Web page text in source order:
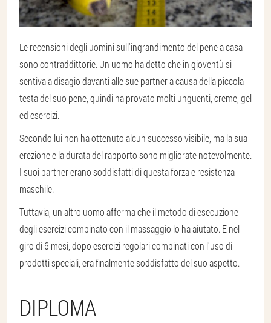
Le recensioni degli uomini sull'ingrandimento del pene a casa
sono contraddittorie. Un uomo ha detto che in gioventù si
sentiva a disagio davanti alle sue partner a causa della piccola
testa del suo pene, quindi ha provato molti unguenti, creme, gel
ed esercizi.
Secondo lui non ha ottenuto alcun successo visibile, ma la sua
erezione e la durata del rapporto sono migliorate notevolmente.
I suoi partner erano soddisfatti di questa forza e resistenza
maschile.
Tuttavia, un altro uomo afferma che il metodo di esecuzione
degli esercizi combinato con il massaggio lo ha aiutato. E nel
giro di 6 mesi, dopo esercizi regolari combinati con l'uso di
prodotti speciali, era finalmente soddisfatto del suo aspetto.
DIPLOMA